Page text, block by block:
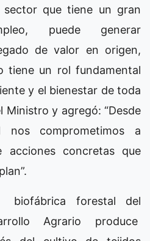
sector que tiene un gran
puede generar
de valor en origen,
tiene un rol fundamental
y el bienestar de toda
Ministro y agregó: “Desde
nos comprometimos a
acciones concretas que
forestal del
Agrario produce